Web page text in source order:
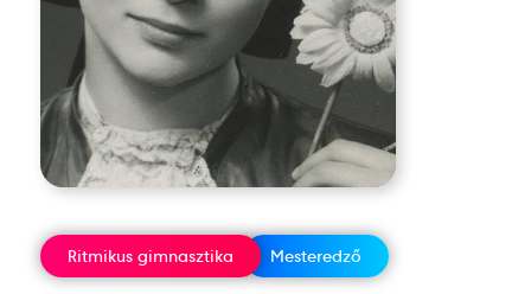
Ritmikus gimnasztika Mesteredző